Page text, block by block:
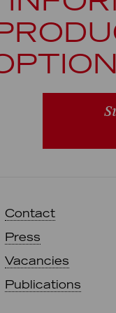
Contact
Press
Vacancies
Publications